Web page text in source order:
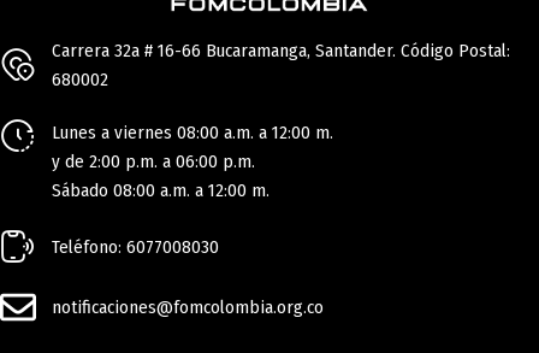
Carrera 32a # 16-66 Bucaramanga, Santander. Código Postal:
680002
Lunes a viernes 08:00 a.m. a 12:00 m.
y de 2:00 p.m. a 06:00 p.m.
Sábado 08:00 a.m. a 12:00 m.
Teléfono: 6077008030
notificaciones@fomcolombia.org.co